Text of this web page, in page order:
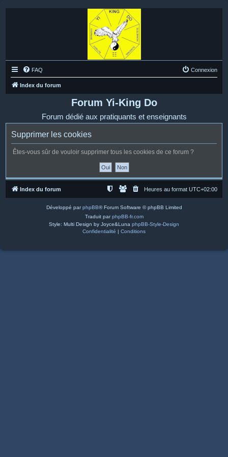
FAQ Connexion
Index du forum
Forum Yi-King Do
Forum dédié aux pratiquants et enseignants
Supprimer les cookies
Êtes-vous sûr de vouloir supprimer tous les cookies de ce forum ?
Index du forum Heures au format UTC+02:00
Développé parphpBB® Forum Software © phpBB Limited
Traduit parphpBB-fr.com
Style: Multi Design by Joyce&Luna phpBB-Style-Design
Confidentialité | Conditions